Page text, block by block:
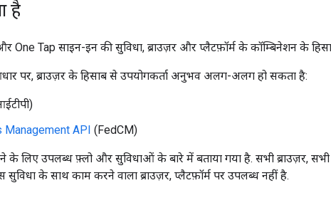
है
One Tap साइन-इन की सुविधा, ब्राउज़र और प्लैटफ़ॉर्म के कॉम्बिनेशन के
पर, ब्राउज़र के हिसाब से उपयोगकर्ता अनुभव अलग-अलग हो सकता है:
Management API (FedCM)
के लिए उपलब्ध फ़्लो और सुविधाओं के बारे में बताया गया है. सभी ब्राउज़र, सभी
के साथ काम करने वाला ब्राउज़र, प्लैटफ़ॉर्म पर उपलब्ध नहीं है.